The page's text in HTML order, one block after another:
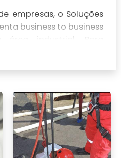
empresas, o Soluções
business to business
industrial. Para
de jateamento com
um ou mais dos